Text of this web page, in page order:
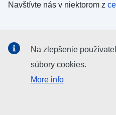
Navštívte nás v niektorom z
Kanály EÚ nasociálnych
Na zlepšenie
súbory cookies.
More info